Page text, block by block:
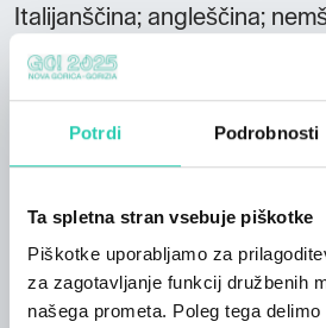
Potrdi Podrobnosti
Ta spletna stran vsebuje piškotke
Piškotke uporabljamo za
za zagotavljanje funkcij družbenih
našega prometa. Poleg tega
Italijanščina; angleščina;
Sobe
1
Postelje